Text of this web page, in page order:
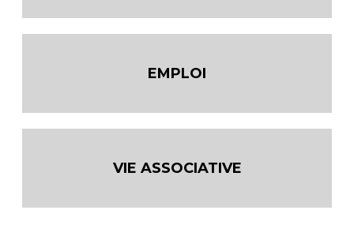
EMPLOI
VIE ASSOCIATIVE